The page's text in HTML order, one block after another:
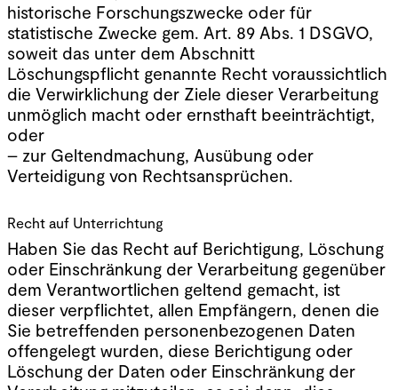
historische Forschungszwecke oder für
statistische Zwecke gem. Art. 89 Abs. 1 DSGVO,
soweit das unter dem Abschnitt
Löschungspflicht genannte Recht voraussichtlich
die Verwirklichung der Ziele dieser Verarbeitung
unmöglich macht oder ernsthaft beeinträchtigt,
oder
– zur Geltendmachung, Ausübung oder
Verteidigung von Rechtsansprüchen.
Recht auf Unterrichtung
Haben Sie das Recht auf Berichtigung, Löschung
oder Einschränkung der Verarbeitung gegenüber
dem Verantwortlichen geltend gemacht, ist
dieser verpflichtet, allen Empfängern, denen die
Sie betreffenden personenbezogenen Daten
offengelegt wurden, diese Berichtigung oder
Löschung der Daten oder Einschränkung der